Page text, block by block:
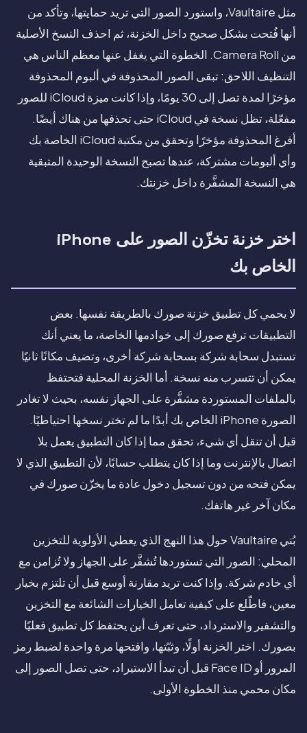
مثل Vaultaire، واستورد الصور التي تريد حمايتها، وتأكد من
أنها فُتحت بشكل صحيح داخل الخزنة، ثم احذف النسخ الأصلية
من Camera Roll. الخطوة التي يغفل عنها معظم الناس هي
التنظيف اللاحق: تبقى الصور المحذوفة في ألبوم المحذوفة
مؤخرًا لمدة تصل إلى 30 يومًا، وإذا كانت ميزة iCloud للصور
مفعّلة، تظل نسخة في iCloud حتى تحذفها من هناك أيضًا.
أفرغ المحذوفة مؤخرًا وتحقق من مكتبة iCloud الخاصة بك
وأي ألبومات مشتركة، عندها تصبح النسخة الوحيدة المتبقية
هي النسخة المشفَّرة داخل خزنتك.
اختر خزنة تخزّن الصور على iPhone
الخاص بك
لا يحمي كل تطبيق خزنة صورك بالطريقة نفسها. بعض
التطبيقات ترفع صورك إلى خوادمها الخاصة، ما يعني أنك
تستبدل سحابة شركة بسحابة شركة أخرى، وتضيف مكانًا ثانيًا
يمكن أن تتسرب منه نسخة. أما الخزنة المحلية فتحتفظ
بالملفات المستوردة مشفَّرة على الجهاز نفسه، بحيث لا تغادر
الصورة iPhone الخاص بك أبدًا ما لم تختر نسخها احتياطيًا.
قبل أن تنقل أي شيء، تحقق مما إذا كان التطبيق يعمل بلا
اتصال بالإنترنت وما إذا كان يتطلب حسابًا، لأن التطبيق الذي لا
يمكن فتحه من دون تسجيل دخول عادة ما يخزّن صورك في
مكان آخر غير هاتفك.
بُني Vaultaire حول هذا النهج الذي يعطي الأولوية للتخزين
المحلي: الصور التي تستوردها تُشفَّر على الجهاز ولا تُزامن مع
أي خادم شركة. وإذا كنت تريد مقارنة أوسع قبل أن تلتزم بخيار
معين، فاطّلع على كيفية تعامل الخيارات الشائعة مع التخزين
والتشفير والاسترداد، حتى تعرف أين يحتفظ كل تطبيق فعليًا
بصورك. اختر الخزنة أولًا، وثبّتها، وافتحها مرة واحدة لضبط رمز
المرور أو Face ID قبل أن تبدأ الاستيراد، حتى تصل الصور إلى
مكان محمي منذ الخطوة الأولى.